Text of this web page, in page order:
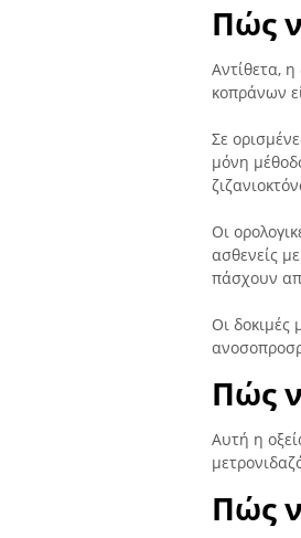
Πώς
Αντίθετα,
κοπράνων
Σε
μόνη
Οι
ασθενείς
πάσχουν
Οι δοκιμές
Πώς
Αυτή η
Πώς